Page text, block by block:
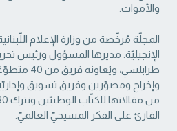
والأموات. ‏
المجلّة مُرخّصة من وزارة الإعلام
الإنجيليّة. مديرها المسؤول ‏ورئيس
طرابلسي،
القارئ على الفكر المسيحيّ العالميّ.‏